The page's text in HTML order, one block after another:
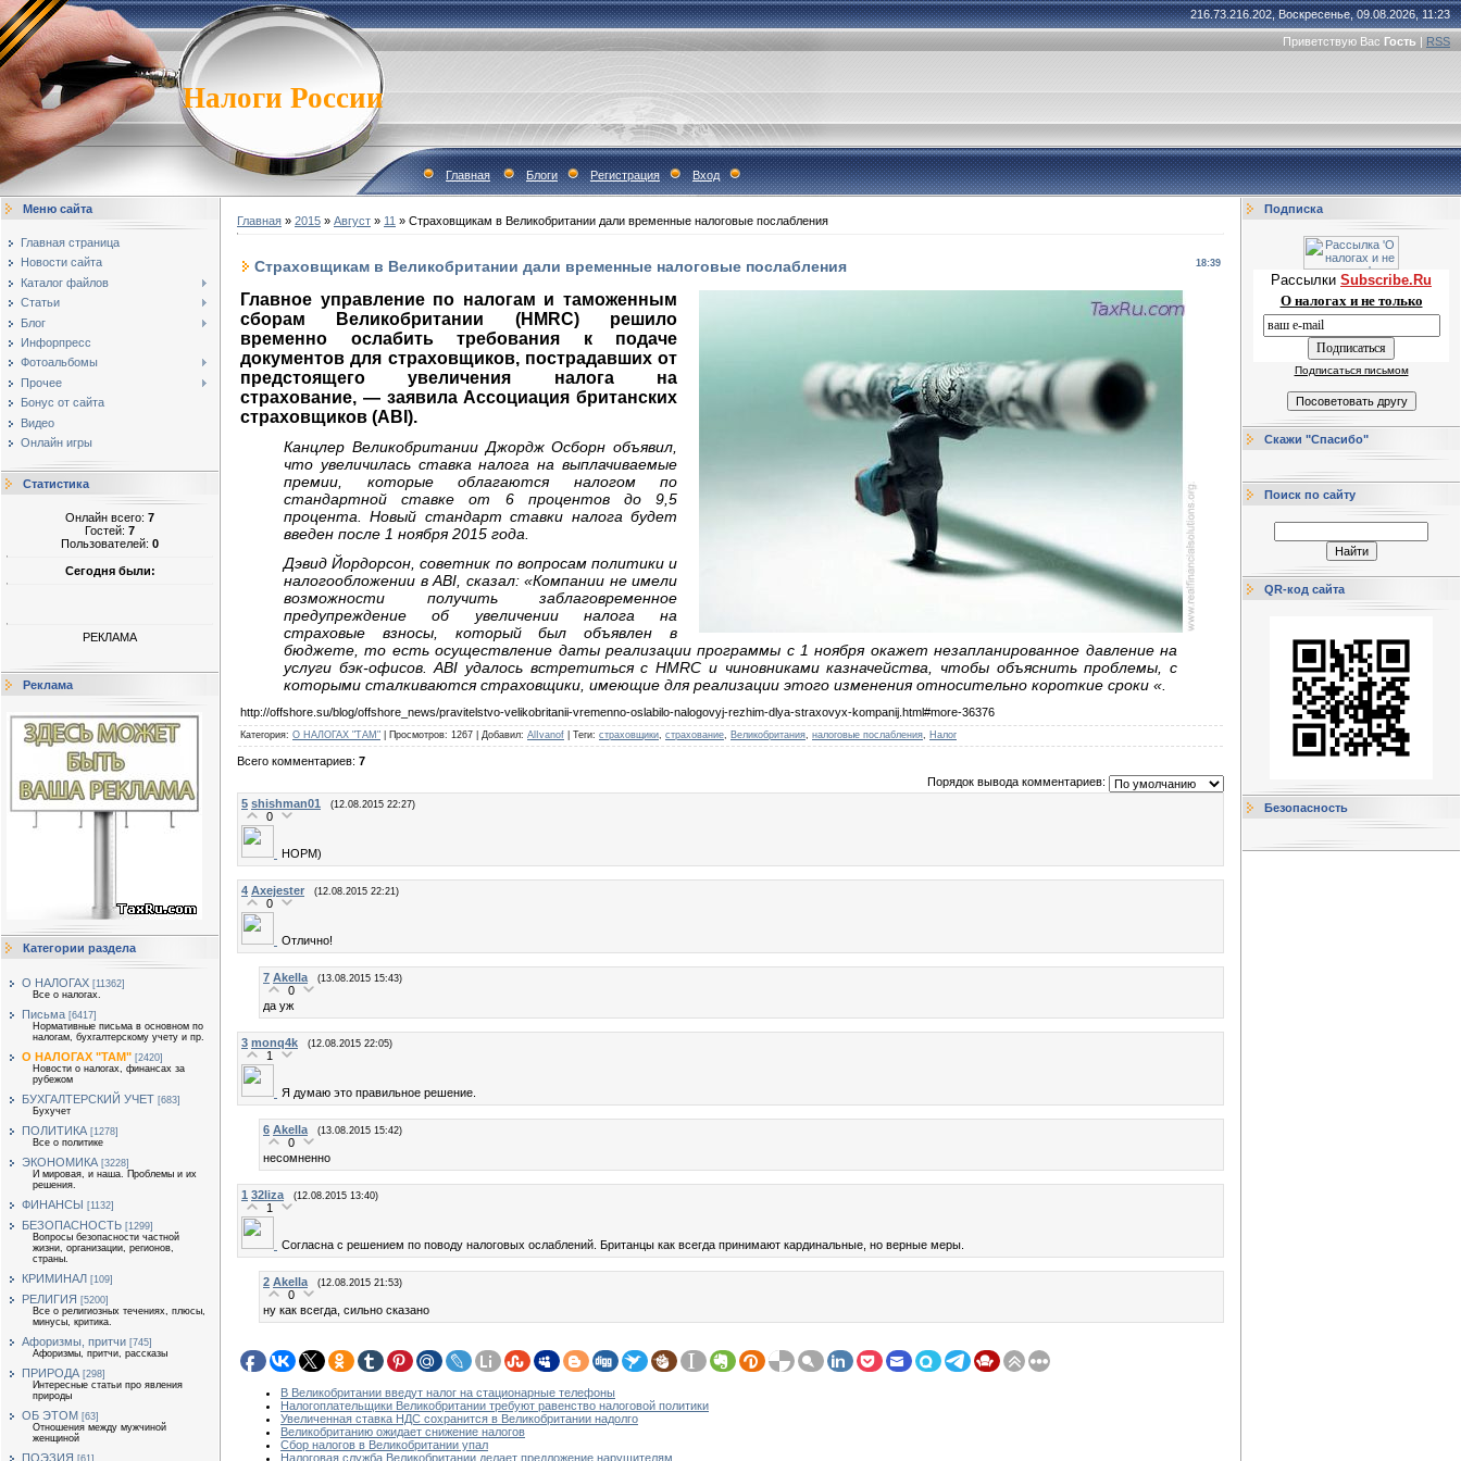
Налоги России
216.73.216.202, Воскресенье, 09.08.2026, 11:23
Приветствую Вас Гость | RSS
Главная Блоги Регистрация Вход
Меню сайта
Главная страница
Новости сайта
Каталог файлов
Статьи
Блог
Инфорпресс
Фотоальбомы
Прочее
Бонус от сайта
Видео
Онлайн игры
Статистика
Онлайн всего: 7
Гостей: 7
Пользователей: 0
Сегодня были:
РЕКЛАМА
Реклама
Категории раздела
О НАЛОГАХ [11362]
Все о налогах.
Письма [6417]
Нормативные письма в основном по
налогам, бухгалтерскому учету и пр.
О НАЛОГАХ "ТАМ" [2420]
Новости о налогах, финансах за
рубежом
БУХГАЛТЕРСКИЙ УЧЕТ [683]
Бухучет
ПОЛИТИКА [1278]
Все о политике
ЭКОНОМИКА [3228]
И мировая, и наша. Проблемы и их
решения.
ФИНАНСЫ [1132]
БЕЗОПАСНОСТЬ [1299]
Вопросы безопасности частной
жизни, организации, регионов,
страны.
КРИМИНАЛ [109]
РЕЛИГИЯ [5200]
Все о религиозных течениях, плюсы,
минусы, критика.
Афоризмы, притчи [745]
Афоризмы, притчи, рассказы
ПРИРОДА [298]
Интересные статьи про явления
природы
ОБ ЭТОМ [63]
Отношения между мужчиной
женщиной
ПОЭЗИЯ [61]
Главная » 2015 » Август » 11 » Страховщикам в Великобритании дали временные налоговые послабления
18:39
Страховщикам в Великобритании дали временные налоговые послабления
Главное управление по налогам и таможенным
сборам Великобритании (HMRC) решило
временно ослабить требования к подаче
документов для страховщиков, пострадавших от
предстоящего увеличения налога на
страхование, — заявила Ассоциация британских
страховщиков (ABI).
Канцлер Великобритании Джордж Осборн объявил,
что увеличилась ставка налога на выплачиваемые
премии, которые облагаются налогом по
стандартной ставке от 6 процентов до 9,5
процента. Новый стандарт ставки налога будет
введен после 1 ноября 2015 года.
Дэвид Йордорсон, советник по вопросам политики и
налогообложении в ABI, сказал: «Компании не имели
возможности получить заблаговременное
предупреждение об увеличении налога на
страховые взносы, который был объявлен в
бюджете, то есть осуществление даты реализации программы с 1 ноября окажет незапланированное давление на
услуги бэк-офисов. ABI удалось встретиться с HMRC и чиновниками казначейства, чтобы объяснить проблемы, с
которыми сталкиваются страховщики, имеющие для реализации этого изменения относительно короткие сроки «.
http://offshore.su/blog/offshore_news/pravitelstvo-velikobritanii-vremenno-oslabilo-nalogovyj-rezhim-dlya-straxovyx-kompanij.html#more-36376
Категория: О НАЛОГАХ "ТАМ" Просмотров: 1267 Добавил: AlIvanof Теги: страховщики страхование Великобритания налоговые послабления Налог
Всего комментариев: 7
Порядок вывода комментариев:
5 shishman01 (12.08.2015 22:27)
0
НОРМ)
4 Axejester (12.08.2015 22:21)
0
Отлично!
7 Akella (13.08.2015 15:43)
0
да уж
3 monq4k (12.08.2015 22:05)
1
Я думаю это правильное решение.
6 Akella (13.08.2015 15:42)
0
несомненно
1 32liza (12.08.2015 13:40)
1
Согласна с решением по поводу налоговых ослаблений. Британцы как всегда принимают кардинальные, но верные меры.
2 Akella (12.08.2015 21:53)
0
ну как всегда, сильно сказано
В Великобритании введут налог на стационарные телефоны
Налогоплательщики Великобритании требуют равенство налоговой политики
Увеличенная ставка НДС сохранится в Великобритании надолго
Великобританию ожидает снижение налогов
Сбор налогов в Великобритании упал
Налоговая служба Великобритании делает предложение нарушителям
Подписка
Рассылки Subscribe.Ru
О налогах и не только
Подписаться письмом
Скажи "Спасибо"
Поиск по сайту
QR-код сайта
Безопасность